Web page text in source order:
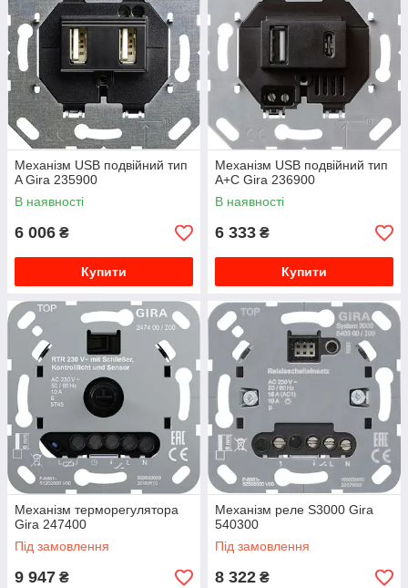
Механізм USB подвійний тип
A Gira 235900
В наявності
6 006 ₴
Купити
Механізм USB подвійний тип
A+C Gira 236900
В наявності
6 333 ₴
Купити
Механізм терморегулятора
Gira 247400
Під замовлення
9 947 ₴
Механізм реле S3000 Gira
540300
Під замовлення
8 322 ₴